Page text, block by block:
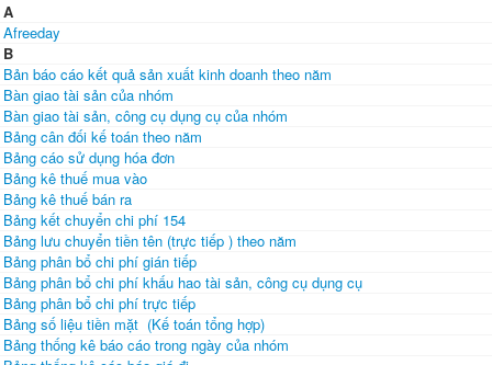
A
Afreeday
B
Bản báo cáo kết quả sản xuất kinh doanh theo năm
Bàn giao tài sản của nhóm
Bàn giao tài sản, công cụ dụng cụ của nhóm
Bảng cân đối kế toán theo năm
Bảng cáo sử dụng hóa đơn
Bảng kê thuế mua vào
Bảng kê thuế bán ra
Bảng kết chuyển chi phí 154
Bảng lưu chuyển tiền tên (trực tiếp ) theo năm
Bảng phân bổ chi phí gián tiếp
Bảng phân bổ chi phí khấu hao tài sản, công cụ dụng cụ
Bảng phân bổ chi phí trực tiếp
Bảng số liệu tiền mặt (Kế toán tổng hợp)
Bảng thống kê báo cáo trong ngày của nhóm